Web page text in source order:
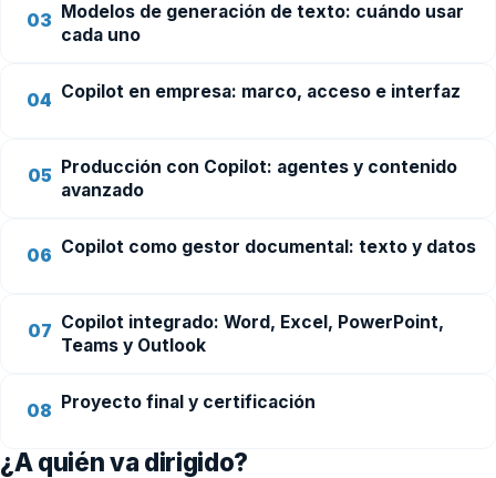
03 Modelos de generación de texto: cuándo usar
cada uno
04 Copilot en empresa: marco, acceso e interfaz
05 Producción con Copilot: agentes y contenido
avanzado
06 Copilot como gestor documental: texto y datos
07 Copilot integrado: Word, Excel, PowerPoint,
Teams y Outlook
08 Proyecto final y certificación
¿A quién va dirigido?